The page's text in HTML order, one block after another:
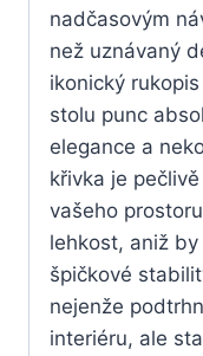
nadčasovým
než uznávaný
ikonický
stolu punc
elegance a
křivka je
vašeho
lehkost, aniž
špičkové
nejenže
interiéru, ale